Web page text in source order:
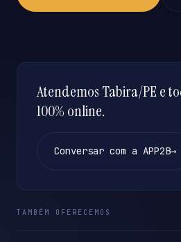
Atendemos Tabira/PE e
100% online.
Conversar com a APP2B→
TAMBÉM OFERECEMOS